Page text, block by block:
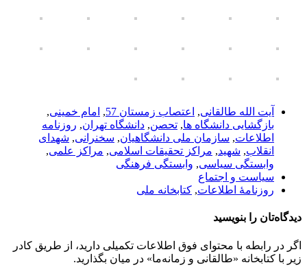
آیت الله طالقانی, اعتصاب زمستان 57 , امام خمینی,
بازگشایی دانشگاه ها, تحصن, دانشگاه تهران, روزنامه
اطلاعات, سازمان ملی دانشگاهیان, سخنرانی, شهدای
انقلاب, شهید, مراکز تحقیقات اسلامی, مراکز علمی,
وابستگی سیاسی, وابستگی فرهنگی
سیاست و اجتماع
روزنامۀ اطلاعات, کتابخانه ملی
دیدگاه‌تان را بنویسید
اگر در رابطه با محتوای فوق اطلاعات تکمیلی دارید، از طریق کادر
زیر با کتابخانه «طالقانی و زمانه‌ما» در میان بگذارید.